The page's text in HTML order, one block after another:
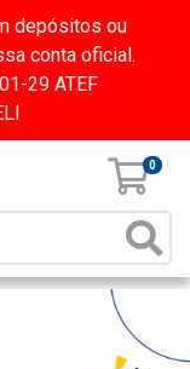
depósitos ou
conta oficial.
29 ATEF
0